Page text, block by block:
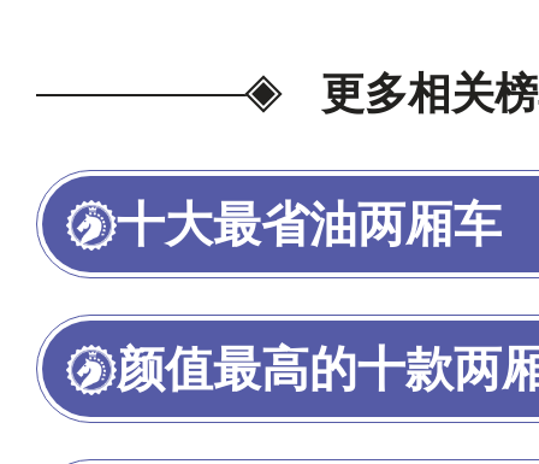
更多相关
十大最省油两厢车
颜值最高的十款两